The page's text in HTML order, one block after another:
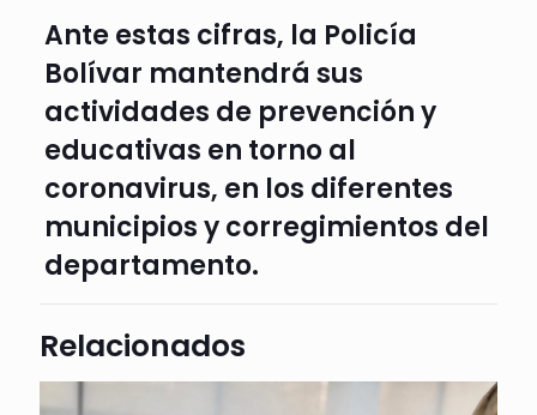
Ante estas cifras, la Policía
Bolívar mantendrá sus
actividades de prevención y
educativas en torno al
coronavirus, en los diferentes
municipios y corregimientos del
departamento.
Relacionados